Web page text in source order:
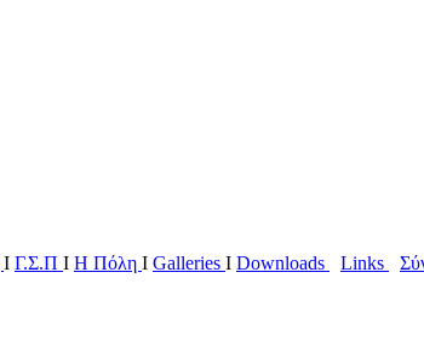
Ι Γ.Σ.Π Ι Η Πόλη Ι Galleries I Downloads Links